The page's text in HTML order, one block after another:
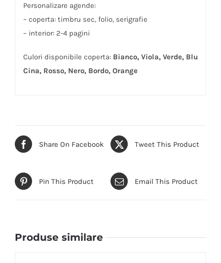
Personalizare agende:
– coperta: timbru sec, folio, serigrafie
– interior: 2-4 pagini
Culori disponibile coperta:Bianco, Viola, Verde, Blu
Cina, Rosso, Nero, Bordo, Orange
Share On Facebook Tweet This Product
Pin This Product Email This Product
Produse similare